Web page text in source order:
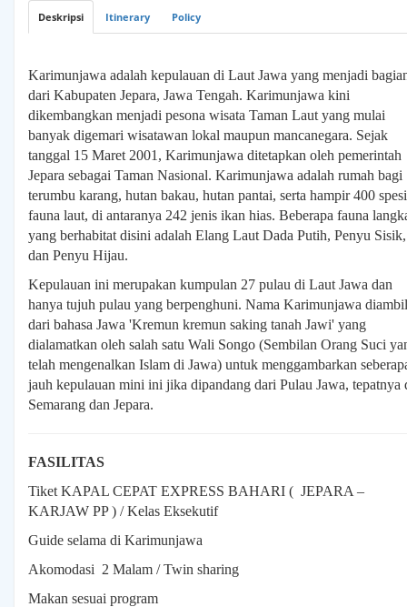
Travel
Rental
Transport
Pulsa
Paket
Data
Money
Pulsa
Pasca
Bayar
Deskripsi Itinerary Policy
Karimunjawa adalah kepulauan di Laut Jawa yang menjadi
dari Kabupaten Jepara, Jawa Tengah. Karimunjawa kini
dikembangkan menjadi pesona wisata Taman Laut yang mulai
banyak digemari wisatawan lokal maupun mancanegara. Sejak
tanggal 15 Maret 2001, Karimunjawa ditetapkan oleh pemerintah
Jepara sebagai Taman Nasional. Karimunjawa adalah rumah bagi
terumbu karang, hutan bakau, hutan pantai, serta hampir 400
fauna laut, di antaranya 242 jenis ikan hias. Beberapa fauna
yang berhabitat disini adalah Elang Laut Dada Putih, Penyu Sisik,
dan Penyu Hijau.
Kepulauan ini merupakan kumpulan 27 pulau di Laut Jawa dan
hanya tujuh pulau yang berpenghuni. Nama Karimunjawa diambil
dari bahasa Jawa 'Kremun kremun saking tanah Jawi' yang
dialamatkan oleh salah satu Wali Songo (Sembilan Orang Suci
telah mengenalkan Islam di Jawa) untuk menggambarkan
jauh kepulauan mini ini jika dipandang dari Pulau Jawa, tepatnya
Semarang dan Jepara.
FASILITAS
Tiket KAPAL CEPAT EXPRESS BAHARI ( JEPARA –
KARJAW PP ) / Kelas Eksekutif
Guide selama di Karimunjawa
Akomodasi 2 Malam / Twin sharing
Makan sesuai program